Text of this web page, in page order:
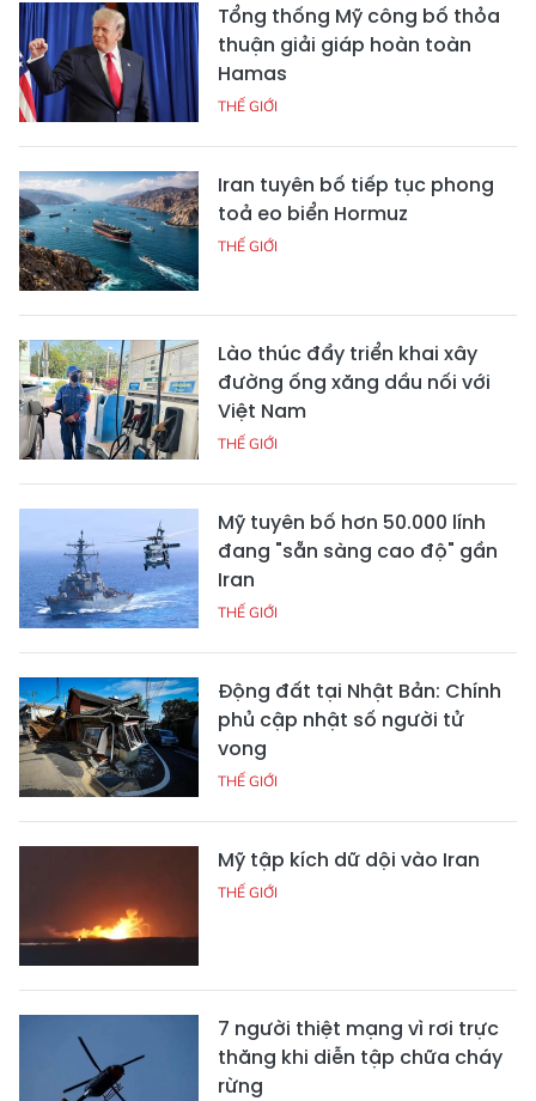
Tổng thống Mỹ công bố thỏa
thuận giải giáp hoàn toàn
Hamas
THẾ GIỚI
Iran tuyên bố tiếp tục phong
toả eo biển Hormuz
THẾ GIỚI
Lào thúc đẩy triển khai xây
đường ống xăng dầu nối với
Việt Nam
THẾ GIỚI
Mỹ tuyên bố hơn 50.000 lính
đang "sẵn sàng cao độ" gần
Iran
THẾ GIỚI
Động đất tại Nhật Bản: Chính
phủ cập nhật số người tử
vong
THẾ GIỚI
Mỹ tập kích dữ dội vào Iran
THẾ GIỚI
7 người thiệt mạng vì rơi trực
thăng khi diễn tập chữa cháy
rừng